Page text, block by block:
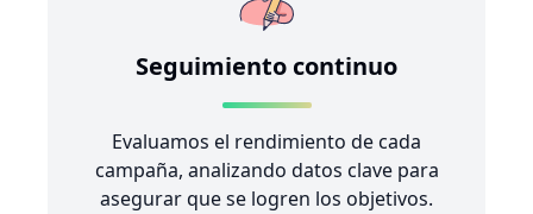
Seguimiento continuo
Evaluamos el rendimiento de cada
campaña, analizando datos clave para
asegurar que se logren los objetivos.